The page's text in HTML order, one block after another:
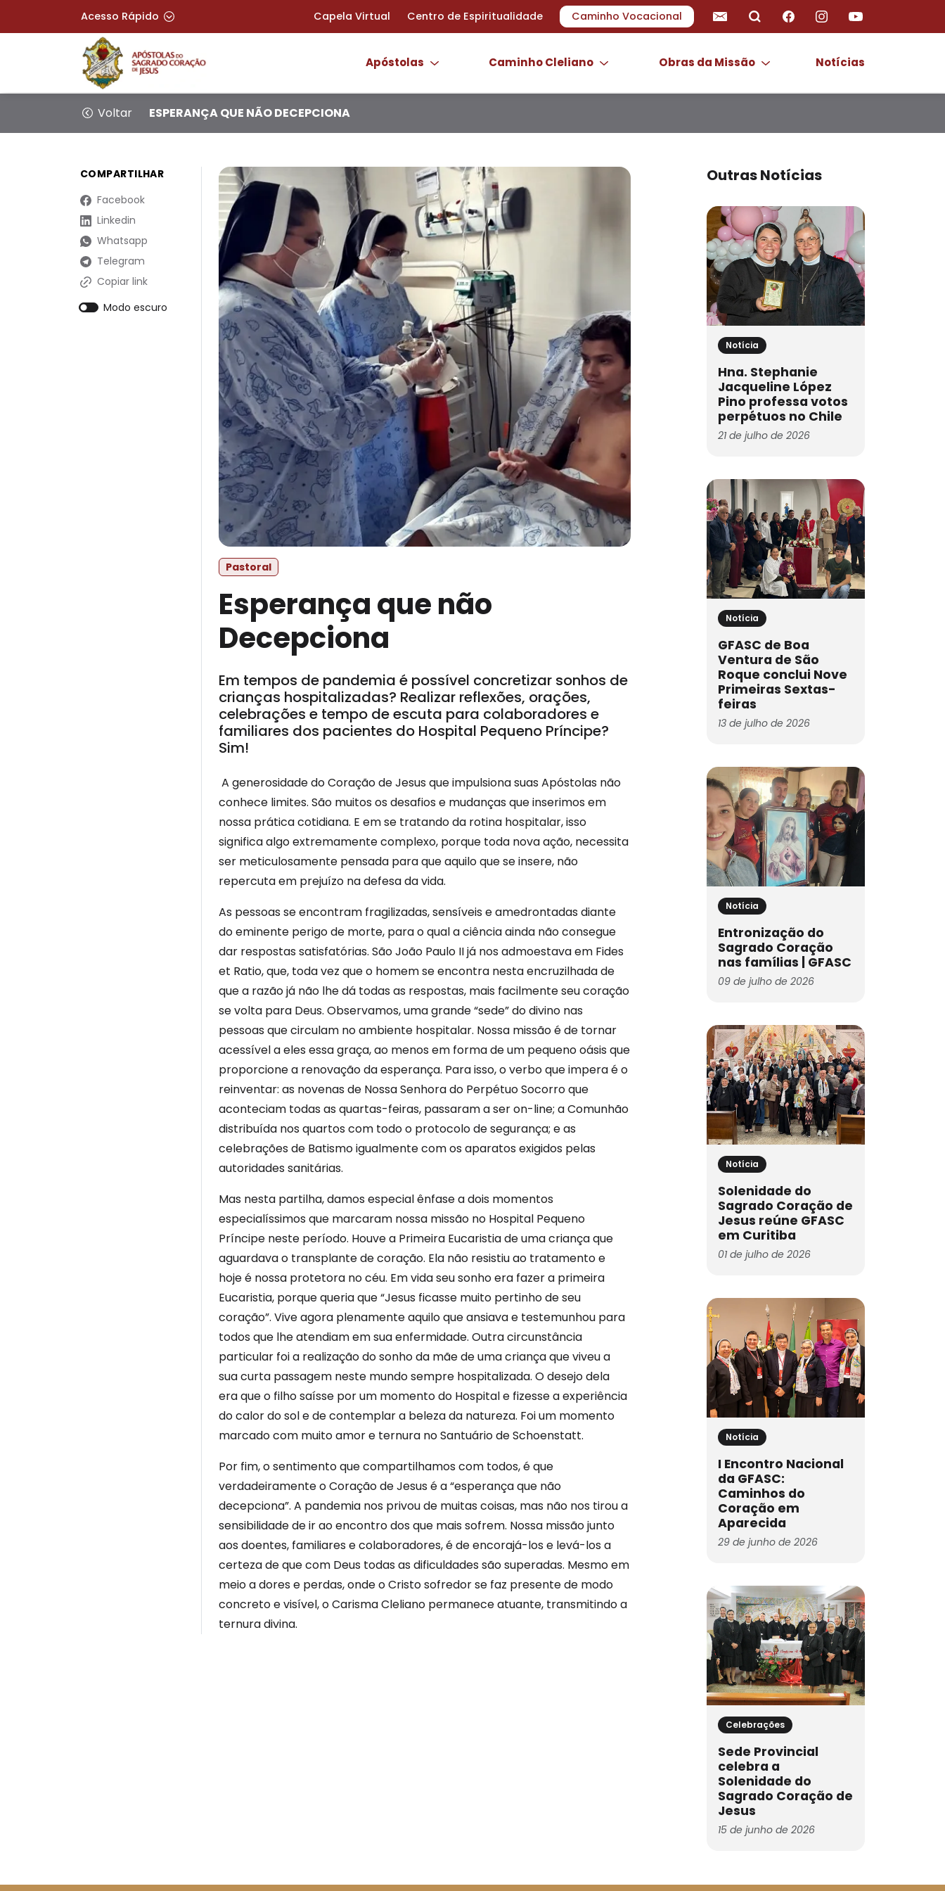
Acesso Rápido Capela Virtual Centro de Espiritualidade Caminho Vocacional
Apóstolas Caminho Cleliano Obras da Missão Notícias
Voltar ESPERANÇA QUE NÃO DECEPCIONA
COMPARTILHAR
Facebook
Linkedin
Whatsapp
Telegram
Copiar link
Modo escuro
Pastoral
Esperança que não
Decepciona
Em tempos de pandemia é possível concretizar sonhos de
crianças hospitalizadas? Realizar reflexões, orações,
celebrações e tempo de escuta para colaboradores e
familiares dos pacientes do Hospital Pequeno Príncipe?
Sim!
A generosidade do Coração de Jesus que impulsiona suas Apóstolas não
conhece limites. São muitos os desafios e mudanças que inserimos em
nossa prática cotidiana. E em se tratando da rotina hospitalar, isso
significa algo extremamente complexo, porque toda nova ação, necessita
ser meticulosamente pensada para que aquilo que se insere, não
repercuta em prejuízo na defesa da vida.
As pessoas se encontram fragilizadas, sensíveis e amedrontadas diante
do eminente perigo de morte, para o qual a ciência ainda não consegue
dar respostas satisfatórias. São João Paulo II já nos admoestava em Fides
et Ratio, que, toda vez que o homem se encontra nesta encruzilhada de
que a razão já não lhe dá todas as respostas, mais facilmente seu coração
se volta para Deus. Observamos, uma grande “sede” do divino nas
pessoas que circulam no ambiente hospitalar. Nossa missão é de tornar
acessível a eles essa graça, ao menos em forma de um pequeno oásis que
proporcione a renovação da esperança. Para isso, o verbo que impera é o
reinventar: as novenas de Nossa Senhora do Perpétuo Socorro que
aconteciam todas as quartas-feiras, passaram a ser on-line; a Comunhão
distribuída nos quartos com todo o protocolo de segurança; e as
celebrações de Batismo igualmente com os aparatos exigidos pelas
autoridades sanitárias.
Mas nesta partilha, damos especial ênfase a dois momentos
especialíssimos que marcaram nossa missão no Hospital Pequeno
Príncipe neste período. Houve a Primeira Eucaristia de uma criança que
aguardava o transplante de coração. Ela não resistiu ao tratamento e
hoje é nossa protetora no céu. Em vida seu sonho era fazer a primeira
Eucaristia, porque queria que “Jesus ficasse muito pertinho de seu
coração”. Vive agora plenamente aquilo que ansiava e testemunhou para
todos que lhe atendiam em sua enfermidade. Outra circunstância
particular foi a realização do sonho da mãe de uma criança que viveu a
sua curta passagem neste mundo sempre hospitalizada. O desejo dela
era que o filho saísse por um momento do Hospital e fizesse a experiência
do calor do sol e de contemplar a beleza da natureza. Foi um momento
marcado com muito amor e ternura no Santuário de Schoenstatt.
Por fim, o sentimento que compartilhamos com todos, é que
verdadeiramente o Coração de Jesus é a “esperança que não
decepciona”. A pandemia nos privou de muitas coisas, mas não nos tirou a
sensibilidade de ir ao encontro dos que mais sofrem. Nossa missão junto
aos doentes, familiares e colaboradores, é de encorajá-los e levá-los a
certeza de que com Deus todas as dificuldades são superadas. Mesmo em
meio a dores e perdas, onde o Cristo sofredor se faz presente de modo
concreto e visível, o Carisma Cleliano permanece atuante, transmitindo a
ternura divina.
Outras Notícias
Notícia
Hna. Stephanie
Jacqueline López
Pino professa votos
perpétuos no Chile
21 de julho de 2026
Notícia
GFASC de Boa
Ventura de São
Roque conclui Nove
Primeiras Sextas-
feiras
13 de julho de 2026
Notícia
Entronização do
Sagrado Coração
nas famílias | GFASC
09 de julho de 2026
Notícia
Solenidade do
Sagrado Coração de
Jesus reúne GFASC
em Curitiba
01 de julho de 2026
Notícia
I Encontro Nacional
da GFASC:
Caminhos do
Coração em
Aparecida
29 de junho de 2026
Celebrações
Sede Provincial
celebra a
Solenidade do
Sagrado Coração de
Jesus
15 de junho de 2026